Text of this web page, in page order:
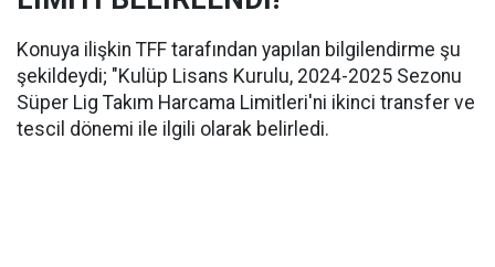
Konuya ilişkin TFF tarafından yapılan bilgilendirme şu
şekildeydi; "Kulüp Lisans Kurulu, 2024-2025 Sezonu
Süper Lig Takım Harcama Limitleri'ni ikinci transfer ve
tescil dönemi ile ilgili olarak belirledi.